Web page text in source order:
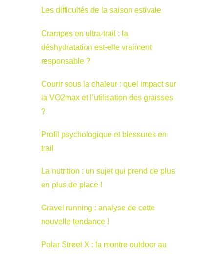
Les difficultés de la saison estivale
Crampes en ultra-trail : la
déshydratation est-elle vraiment
responsable ?
Courir sous la chaleur : quel impact sur
la VO2max et l’utilisation des graisses
?
Profil psychologique et blessures en
trail
La nutrition : un sujet qui prend de plus
en plus de place !
Gravel running : analyse de cette
nouvelle tendance !
Polar Street X : la montre outdoor au